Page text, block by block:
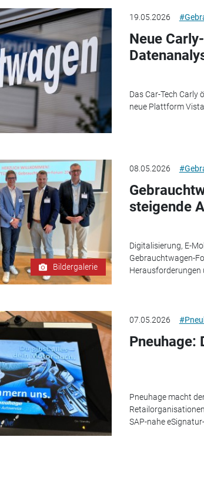
19.05.2026
Neue
Das Car-Tech Carly
neue Plattform
Bildergalerie
08.05.2026
steigende
Digitalisierung, E-
Gebrauchtwagen-
Herausforderungen
07.05.2026
Pneuhage:
Pneuhage macht
SAP-nahe